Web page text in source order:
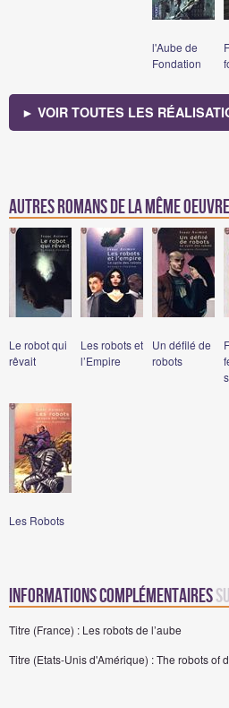
l'Aube de
Fondation
► VOIR TOUTES LES
Autres romans de la même oeuvre
Le robot qui
rêvait
Les robots et
l’Empire
Un défilé de
robots
Les Robots
Informations complémentaires
Titre (France) : Les robots de l’aube
Titre (Etats-Unis d'Amérique) : The robots of